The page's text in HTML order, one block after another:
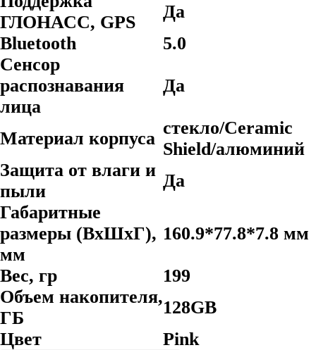
ГЛОНАСС, GPS
Да
Bluetooth
5.0
Сенсор
распознавания
лица
Да
Материал корпуса
стекло/Ceramic
Shield/алюминий
Защита от влаги и
пыли
Да
Габаритные
размеры (ВхШхГ),
мм
160.9*77.8*7.8 мм
Вес, гр
199
Объем накопителя,
ГБ
128GB
Цвет
Pink